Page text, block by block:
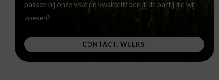
passen bij onze visie en kwaliteit! ben jij de partij die wij
zoeken?
CONTACT. WULKS.